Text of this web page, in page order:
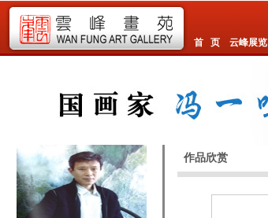
首 页 云峰展览
作品欣赏